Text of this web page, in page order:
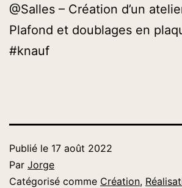
@Salles – Création d’un
Plafond et doublages en
#knauf
Publié le 17 août 2022
Par Jorge
Catégorisé comme Création,